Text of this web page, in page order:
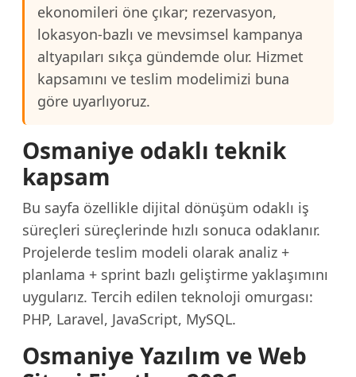
ekonomileri öne çıkar; rezervasyon,
lokasyon-bazlı ve mevsimsel kampanya
altyapıları sıkça gündemde olur. Hizmet
kapsamını ve teslim modelimizi buna
göre uyarlıyoruz.
Osmaniye odaklı teknik
kapsam
Bu sayfa özellikle dijital dönüşüm odaklı iş
süreçleri süreçlerinde hızlı sonuca odaklanır.
Projelerde teslim modeli olarak analiz +
planlama + sprint bazlı geliştirme yaklaşımını
uygularız. Tercih edilen teknoloji omurgası:
PHP, Laravel, JavaScript, MySQL.
Osmaniye Yazılım ve Web